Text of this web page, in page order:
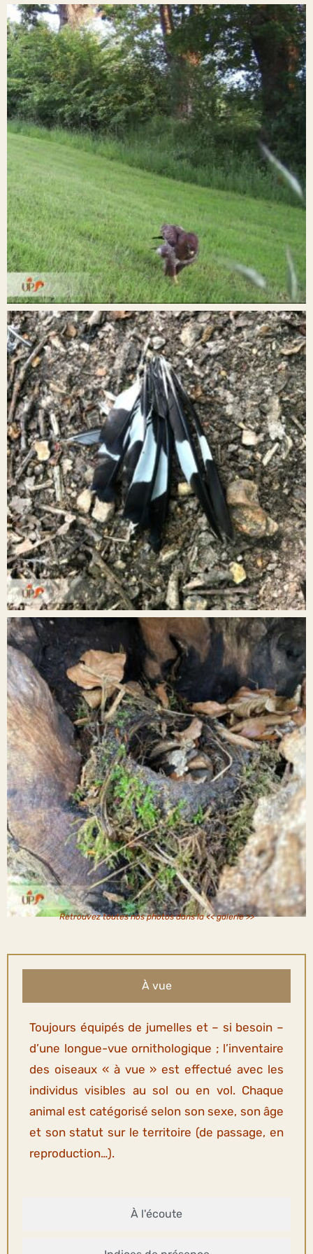
Retrouvez toutes nos photos dans la<< galerie >>
À vue
À l'écoute
Toujours équipés de jumelles et – si besoin –
d’une longue-vue ornithologique ; l’inventaire
des oiseaux « à vue » est effectué avec les
individus visibles au sol ou en vol. Chaque
animal est catégorisé selon son sexe, son âge
et son statut sur le territoire (de passage, en
reproduction…).